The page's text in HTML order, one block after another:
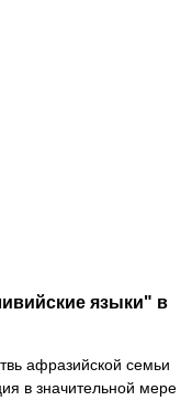
языки" в
афразийской семьи
в значительной мере